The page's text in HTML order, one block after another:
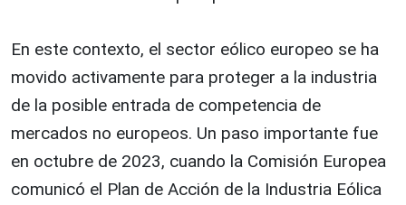
En este contexto, el sector eólico europeo se ha
movido activamente para proteger a la industria
de la posible entrada de competencia de
mercados no europeos. Un paso importante fue
en octubre de 2023, cuando la Comisión Europea
comunicó el Plan de Acción de la Industria Eólica